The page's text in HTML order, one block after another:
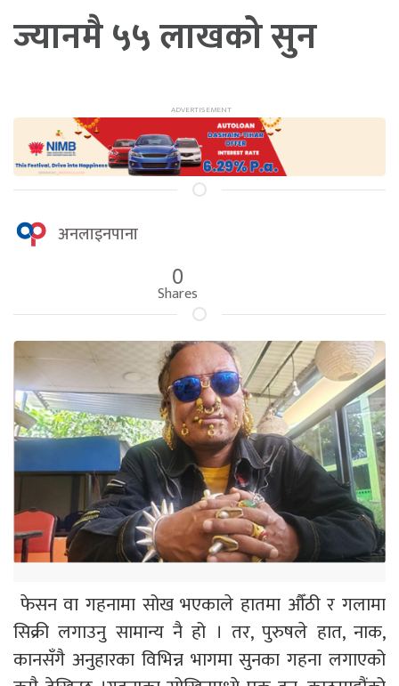
ज्यानमै ५५ लाखको सुन
अनलाइनपाना
0
Shares
फेसन वा गहनामा सोख भएकाले हातमा औँठी र गलामा
सिक्री लगाउनु सामान्य नै हो । तर, पुरुषले हात, नाक,
कानसँगै अनुहारका विभिन्न भागमा सुनका गहना लगाएको